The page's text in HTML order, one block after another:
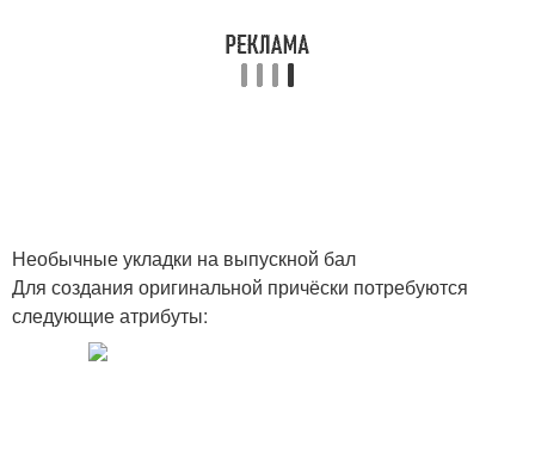
Необычные укладки на выпускной бал
Для создания оригинальной причёски потребуются
следующие атрибуты: